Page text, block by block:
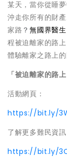
某天，當你從睡
沖走你所有的財
家路 ？無國界醫生
程被迫離家的路
體驗離家之路上的
「被迫離家的路
活動網頁：
https://bit.ly/
了解更多難民資訊
https://bit.ly/